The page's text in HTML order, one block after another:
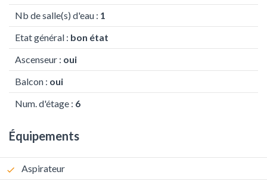
Nb de salle(s) d'eau : 1
Etat général : bon état
Ascenseur : oui
Balcon : oui
Num. d'étage : 6
Équipements
Aspirateur